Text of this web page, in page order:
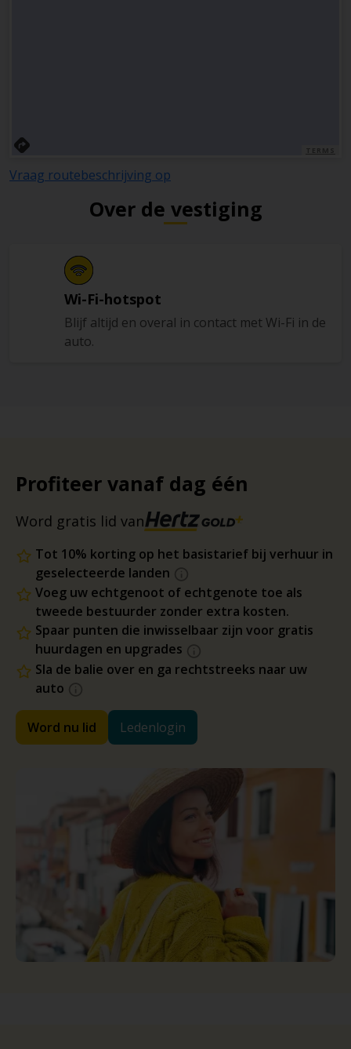
Vraag routebeschrijving op
Over de vestiging
Wi-Fi-hotspot
Blijf altijd en overal in contact met Wi-Fi in de
auto.
Profiteer vanaf dag één
Word gratis lid van
Tot 10% korting op het basistarief bij verhuur in
geselecteerde landen
Voeg uw echtgenoot of echtgenote toe als
tweede bestuurder zonder extra kosten.
Spaar punten die inwisselbaar zijn voor gratis
huurdagen en upgrades
Sla de balie over en ga rechtstreeks naar uw
auto
Word nu lid Ledenlogin